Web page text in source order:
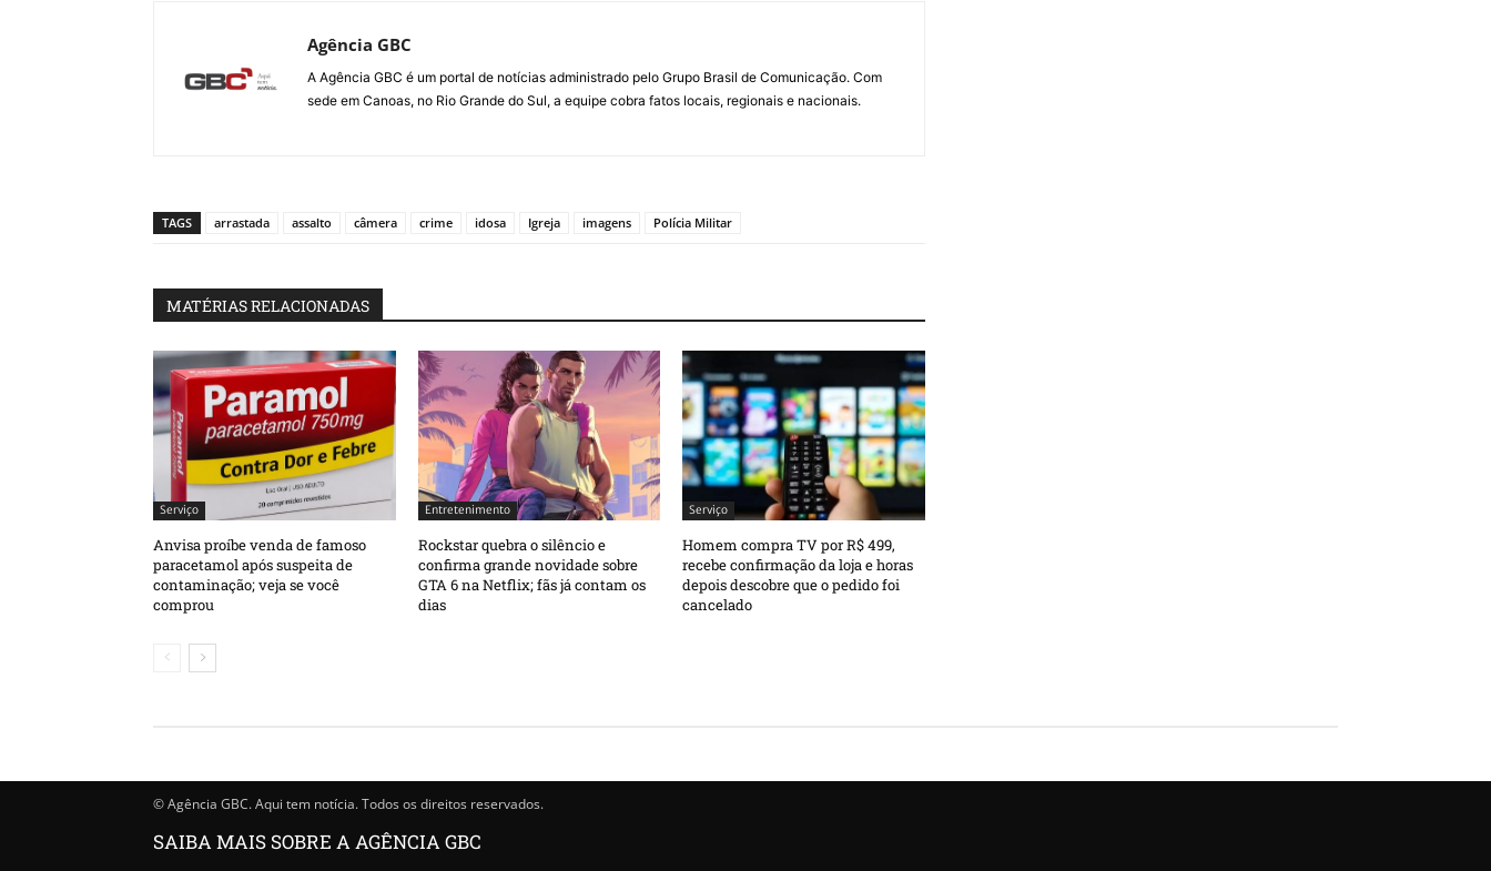
Agência GBC
A Agência GBC é um portal de notícias administrado pelo Grupo Brasil de Comunicação. Com
sede em Canoas, no Rio Grande do Sul, a equipe cobra fatos locais, regionais e nacionais.
TAGS arrastada assalto câmera crime idosa Igreja imagens Polícia Militar
MATÉRIAS RELACIONADAS
Serviço
Anvisa proíbe venda de famoso
paracetamol após suspeita de
contaminação; veja se você
comprou
Entretenimento
Rockstar quebra o silêncio e
confirma grande novidade sobre
GTA 6 na Netflix; fãs já contam os
dias
Serviço
Homem compra TV por R$ 499,
recebe confirmação da loja e horas
depois descobre que o pedido foi
cancelado
© Agência GBC. Aqui tem notícia. Todos os direitos reservados.
SAIBA MAIS SOBRE A AGÊNCIA GBC